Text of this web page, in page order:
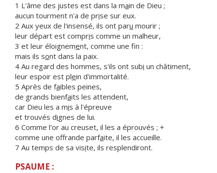
1 L'âme des justes est dans la main de Dieu ;
aucun tourment n'a de prise sur eux.
2 Aux yeux de l'insensé, ils ont paru mourir ;
leur départ est compris comme un malheur,
3 et leur éloignement, comme une fin :
mais ils sont dans la paix.
4 Au regard des hommes, s'ils ont subi un châtiment,
leur espoir est plein d'immortalité.
5 Après de faibles peines,
de grands bienfaits les attendent,
car Dieu les a mis à l'épreuve
et trouvés dignes de lui.
6 Comme l'or au creuset, il les a éprouvés ; +
comme une offrande parfaite, il les accueille.
7 Au temps de sa visite, ils resplendiront.
PSAUME :